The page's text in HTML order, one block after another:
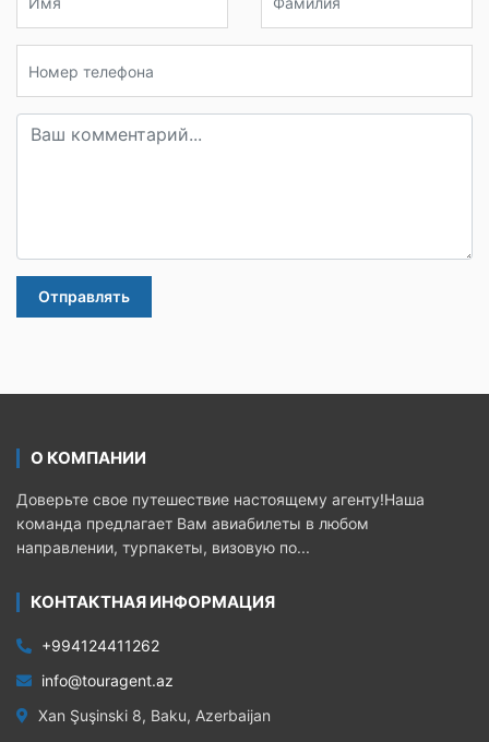
Отправлять
О КОМПАНИИ
Доверьте свое путешествие настоящему агенту!Наша
команда предлагает Вам авиабилеты в любом
направлении, турпакеты, визовую по...
КОНТАКТНАЯ ИНФОРМАЦИЯ
+994124411262
info@touragent.az
Xan Şuşinski 8, Baku, Azerbaijan